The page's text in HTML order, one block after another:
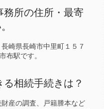
所の住所・最寄
崎県長崎市中里町１５７
市布駅です。
相続手続きは？
産の調査、戸籍謄本など